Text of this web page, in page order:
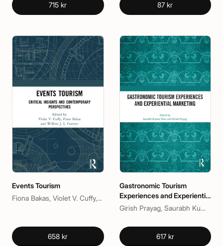
715 kr 87 kr
Events Tourism
Fiona Bakas, Violet V. Cuffy, Willem J. L. Coetzee
658 kr
Gastronomic Tourism
Experiences and Experiential
Marketing
Girish Prayag, Saurabh Kumar Dixit
617 kr